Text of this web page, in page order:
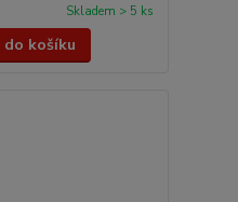
Skladem > 5 ks
košíku